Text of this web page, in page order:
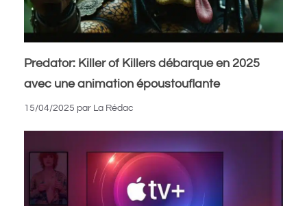
Predator: Killer of Killers débarque en 2025
avec une animation époustouflante
15/04/2025 par La Rédac